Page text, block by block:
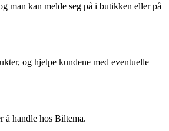
man kan melde seg på i butikken eller på
og hjelpe kundene med eventuelle
å handle hos Biltema.